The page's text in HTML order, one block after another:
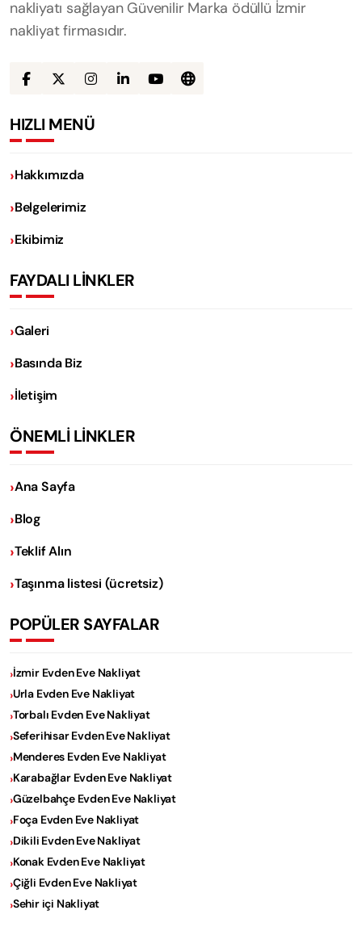
nakliyatı sağlayan Güvenilir Marka ödüllü İzmir
nakliyat firmasıdır.
HIZLI MENÜ
Hakkımızda
Belgelerimiz
Ekibimiz
FAYDALI LİNKLER
Galeri
Basında Biz
İletişim
ÖNEMLİ LİNKLER
Ana Sayfa
Blog
Teklif Alın
Taşınma listesi (ücretsiz)
POPÜLER SAYFALAR
İzmir Evden Eve Nakliyat
Urla Evden Eve Nakliyat
Torbalı Evden Eve Nakliyat
Seferihisar Evden Eve Nakliyat
Menderes Evden Eve Nakliyat
Karabağlar Evden Eve Nakliyat
Güzelbahçe Evden Eve Nakliyat
Foça Evden Eve Nakliyat
Dikili Evden Eve Nakliyat
Konak Evden Eve Nakliyat
Çiğli Evden Eve Nakliyat
Sehir içi Nakliyat